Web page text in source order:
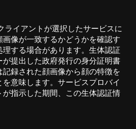
ライアントが選択したサービスに
像が一致するかどうかを確認す
理する場合があります。生体認証
提出した政府発行の身分証明書
録された顔画像から顔の特徴を
意味します。サービスプロバイ
が指示した期間、この生体認証情